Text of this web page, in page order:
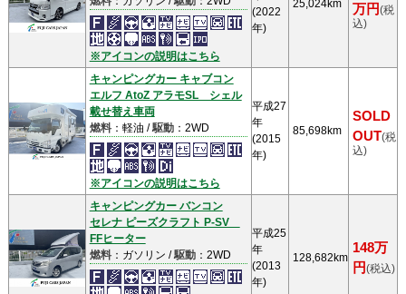
※アイコンの説明はこちら
(2022
年)
25,024km
万円(税
込)
キャンピングカー キャブコン
エルフ AtoZ アラモSL シェル
載せ替え車両
燃料：軽油 /駆動：2WD
※アイコンの説明はこちら
平成27
年
(2015
年)
85,698km
SOLD
OUT(税
込)
キャンピングカー バンコン
セレナ ピーズクラフト P-SV
FFヒーター
燃料：ガソリン /駆動：2WD
平成25
年
(2013
年)
128,682km
148万
円(税込)